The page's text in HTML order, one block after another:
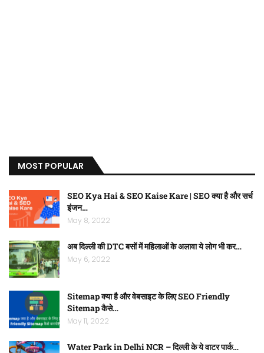
MOST POPULAR
SEO Kya Hai & SEO Kaise Kare | SEO क्या है और सर्च
इंजन…
May 8, 2022
अब दिल्ली की DTC बसों में महिलाओं के अलावा ये लोग भी कर…
May 6, 2022
Sitemap क्या है और वेबसाइट के लिए SEO Friendly
Sitemap कैसे…
May 11, 2022
Water Park in Delhi NCR – दिल्ली के ये वाटर पार्क…